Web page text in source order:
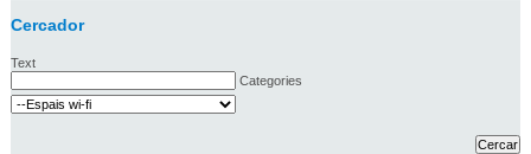
Cercador
Text
Categories